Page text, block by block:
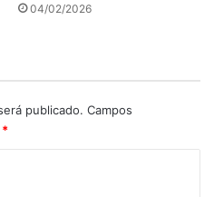
04/02/2026
publicado. Campos
*